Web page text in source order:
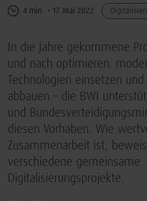
4 min 17. Mai 2022
In die Jahre gekommene
und nach optimieren,
Technologien einsetzen
abbauen – die BWI
und
diesen Vorhaben. Wie
Zusammenarbeit ist,
verschiedene gemeinsame
Digitalisierungsprojekte.